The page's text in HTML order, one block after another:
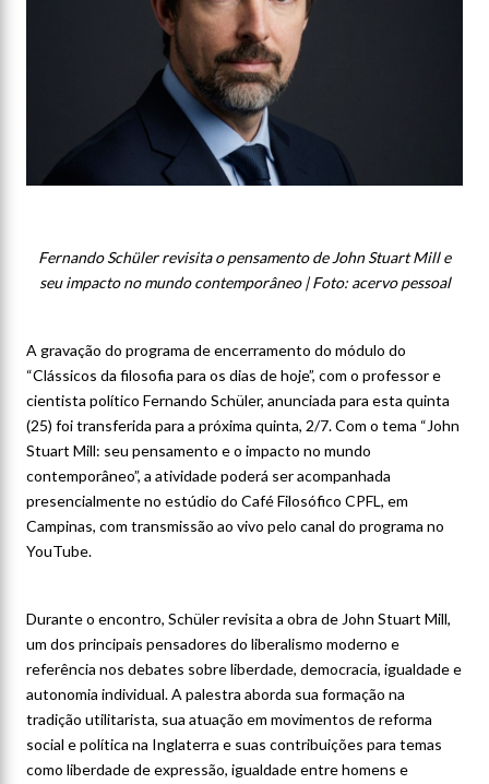
Fernando Schüler revisita o pensamento de John Stuart Mill e
seu impacto no mundo contemporâneo | Foto: acervo pessoal
A gravação do programa de encerramento do módulo do
“Clássicos da filosofia para os dias de hoje”, com o professor e
cientista político Fernando Schüler, anunciada para esta quinta
(25) foi transferida para a próxima quinta, 2/7. Com o tema “John
Stuart Mill: seu pensamento e o impacto no mundo
contemporâneo”, a atividade poderá ser acompanhada
presencialmente no estúdio do Café Filosófico CPFL, em
Campinas, com transmissão ao vivo pelo canal do programa no
YouTube.
Durante o encontro, Schüler revisita a obra de John Stuart Mill,
um dos principais pensadores do liberalismo moderno e
referência nos debates sobre liberdade, democracia, igualdade e
autonomia individual. A palestra aborda sua formação na
tradição utilitarista, sua atuação em movimentos de reforma
social e política na Inglaterra e suas contribuições para temas
como liberdade de expressão, igualdade entre homens e